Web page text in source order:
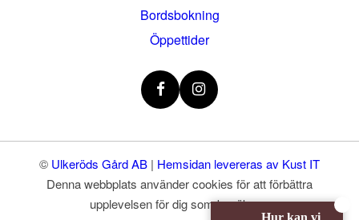
Bordsbokning
Öppettider
© Ulkeröds Gård AB |
Hemsidan levereras av Kust IT
Denna webbplats använder cookies för att förbättra
upplevelsen för dig som besökare.
Hur kan vi